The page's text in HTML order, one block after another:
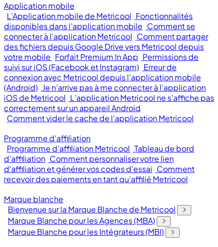
Application mobile
L’Application mobile de Metricool Fonctionnalités
disponibles dans l’application mobile Comment se
connecter à l’application Metricool Comment partager
des fichiers depuis Google Drive vers Metricool depuis
votre mobile Forfait Premium In App Permissions de
suivi sur iOS (Facebook et Instagram) Erreur de
connexion avec Metricool depuis l’application mobile
(Android) Je n’arrive pas à me connecter à l’application
iOS de Metricool L’application Metricool ne s’affiche pas
correctement sur un appareil Android
Comment vider le cache de l’application Metricool
Programme d'affiliation
Programme d’affiliation Metricool Tableau de bord
d’affiliation Comment personnaliser votre lien
d'affiliation et générer vos codes d'essai Comment
recevoir des paiements en tant qu’affilié Metricool
Marque blanche
Bienvenue sur la Marque Blanche de Metricool
Marque Blanche pour les Agences (MBA)
Marque Blanche pour les Intégrateurs (MBI)